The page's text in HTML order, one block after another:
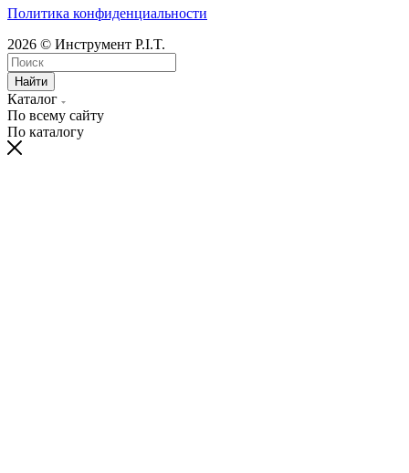
Политика конфиденциальности
2026 © Инструмент P.I.T.
Найти
Каталог
По всему сайту
По каталогу